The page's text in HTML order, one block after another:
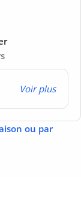
Voir plus
ou par